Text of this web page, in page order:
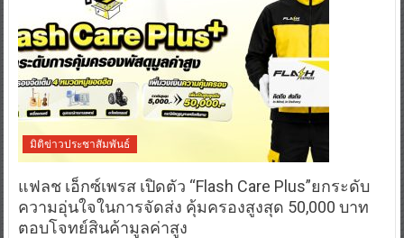
มิติข่าวประชาสัมพันธ์
แฟลช เอ็กซ์เพรส เปิดตัว “Flash Care Plus”ยกระดับ
ความอุ่นใจในการจัดส่ง คุ้มครองสูงสุด 50,000 บาท
ตอบโจทย์สินค้ามูลค่าสูง